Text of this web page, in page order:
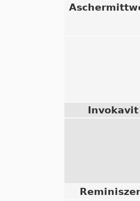
Invokavit